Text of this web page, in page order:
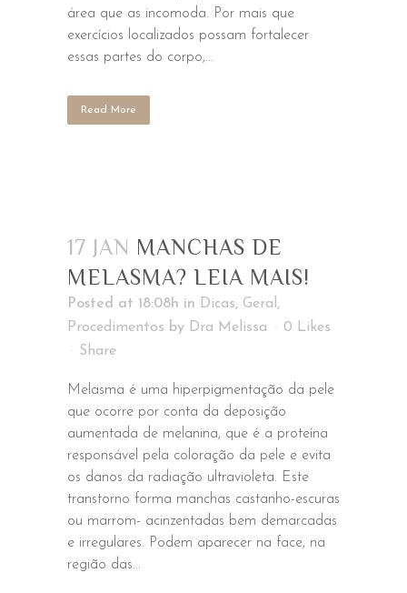
área que as incomoda. Por mais que
exercícios localizados possam fortalecer
essas partes do corpo,...
Read More
17 JAN MANCHAS DE
MELASMA? LEIA MAIS!
Posted at 18:08h in Dicas, Geral ,
Procedimentos by Dra Melissa 0 Likes
Share
Melasma é uma hiperpigmentação da pele
que ocorre por conta da deposição
aumentada de melanina, que é a proteína
responsável pela coloração da pele e evita
os danos da radiação ultravioleta. Este
transtorno forma manchas castanho-escuras
ou marrom- acinzentadas bem demarcadas
e irregulares. Podem aparecer na face, na
região das...